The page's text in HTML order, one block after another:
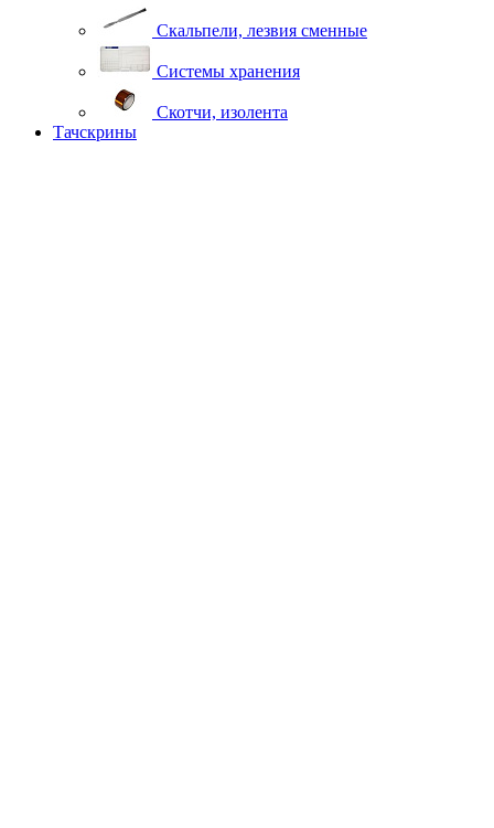
Скальпели, лезвия сменные
Системы хранения
Скотчи, изолента
Тачскрины